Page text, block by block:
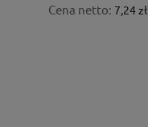
Cena netto: 7,24 zł